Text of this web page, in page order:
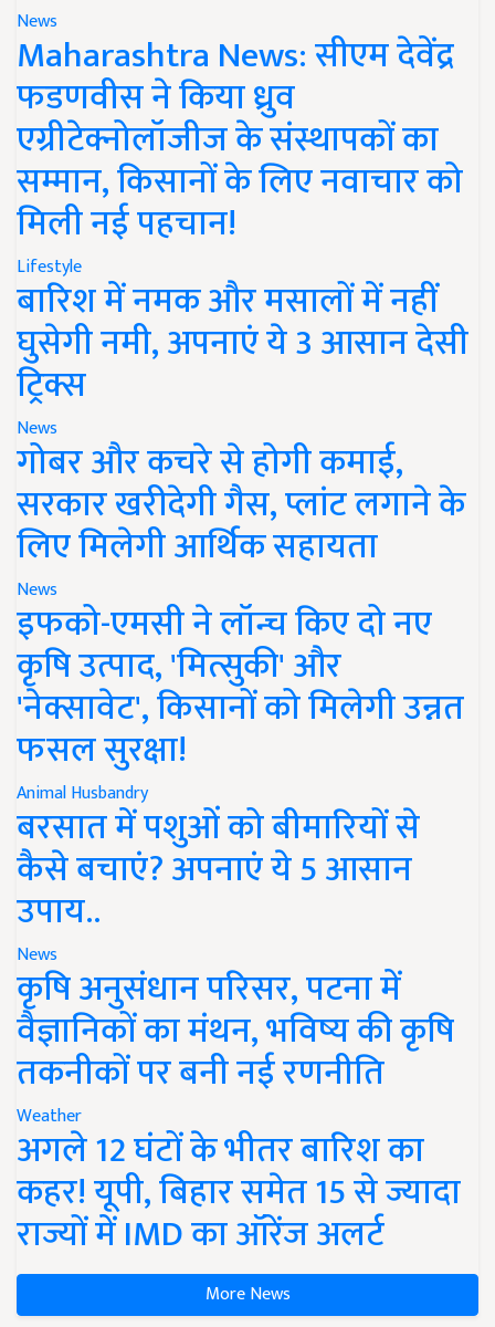
News
Maharashtra News: सीएम देवेंद्र
फडणवीस ने किया ध्रुव
एग्रीटेक्नोलॉजीज के संस्थापकों का
सम्मान, किसानों के लिए नवाचार को
मिली नई पहचान!
Lifestyle
बारिश में नमक और मसालों में नहीं
घुसेगी नमी, अपनाएं ये 3 आसान देसी
ट्रिक्स
News
गोबर और कचरे से होगी कमाई,
सरकार खरीदेगी गैस, प्लांट लगाने के
लिए मिलेगी आर्थिक सहायता
News
इफको-एमसी ने लॉन्च किए दो नए
कृषि उत्पाद, 'मित्सुकी' और
'नेक्सावेट', किसानों को मिलेगी उन्नत
फसल सुरक्षा!
Animal Husbandry
बरसात में पशुओं को बीमारियों से
कैसे बचाएं? अपनाएं ये 5 आसान
उपाय..
News
कृषि अनुसंधान परिसर, पटना में
वैज्ञानिकों का मंथन, भविष्य की कृषि
तकनीकों पर बनी नई रणनीति
Weather
अगले 12 घंटों के भीतर बारिश का
कहर! यूपी, बिहार समेत 15 से ज्यादा
राज्यों में IMD का ऑरेंज अलर्ट
More News